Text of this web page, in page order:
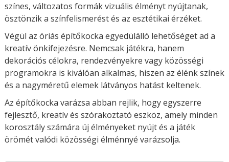
színes, változatos formák vizuális élményt nyújtanak,
ösztönzik a színfelismerést és az esztétikai érzéket.
Végül az óriás építőkocka egyedülálló lehetőséget ad a
kreatív önkifejezésre. Nemcsak játékra, hanem
dekorációs célokra, rendezvényekre vagy közösségi
programokra is kiválóan alkalmas, hiszen az élénk színek
és a nagyméretű elemek látványos hatást keltenek.
Az építőkocka varázsa abban rejlik, hogy egyszerre
fejlesztő, kreatív és szórakoztató eszköz, amely minden
korosztály számára új élményeket nyújt és a játék
örömét valódi közösségi élménnyé varázsolja.